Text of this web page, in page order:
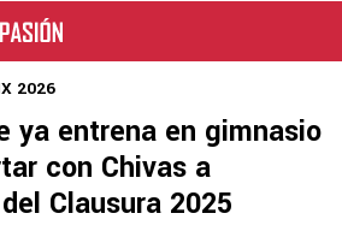
2026
ya entrena en gimnasio
con Chivas a
Clausura 2025